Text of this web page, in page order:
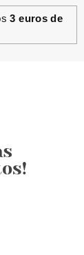
3 euros de